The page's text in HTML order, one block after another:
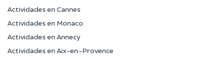
Actividades en Cannes
Actividades en Monaco
Actividades en Annecy
Actividades en Aix-en-Provence